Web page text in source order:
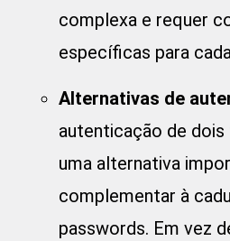
complexa e requer
específicas para
Alternativas de
autenticação de
uma alternativa
complementar à
passwords. Em vez